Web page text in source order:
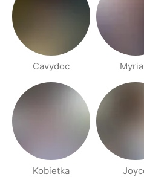
Cavydoc
Kobietka